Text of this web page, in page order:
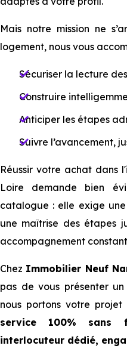
M⁠⁠ais notre mission ne
logement, nous vous
Sécuriser la lecture
Construire
Anticiper les étapes
Suivre l’avancement,
Réussir votre achat dans
Loire demande bien
catalogue : elle exige
une maîtrise des étapes
accompagnement
Chez Immobilier Neuf
pas de vous présenter
nous portons votre projet
service 100% sans
interlocuteur dédié,